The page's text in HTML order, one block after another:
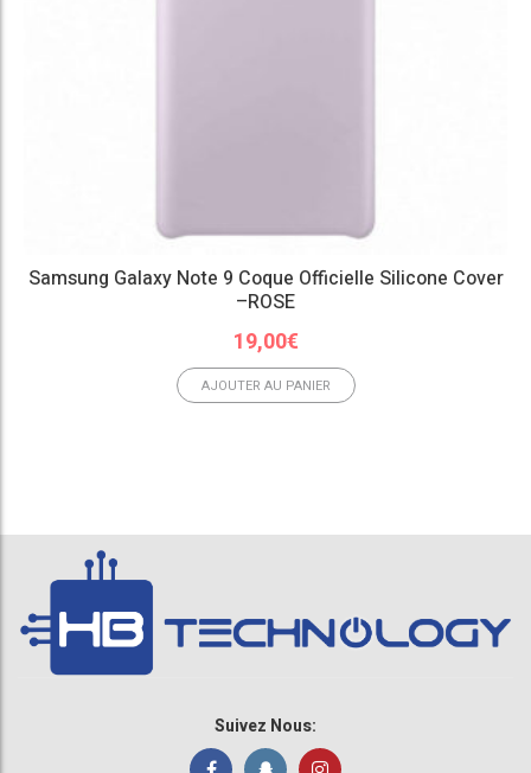
Samsung Galaxy Note 9 Coque Officielle Silicone Cover
–ROSE
19,00€
AJOUTER AU PANIER
Suivez Nous: